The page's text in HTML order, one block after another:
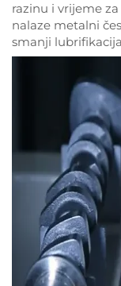
razinu i vrijeme
nalaze metalni
smanji